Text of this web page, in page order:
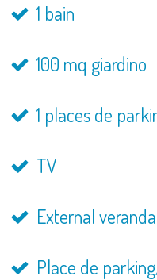
1 bain
100 mq giardino
1 places de
TV
External veranda
Place de